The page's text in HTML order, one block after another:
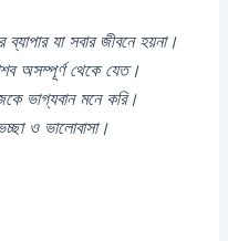
যা সবার জীবনে হয়না।
অসম্পূর্ণ থেকে যেত।
ভাগ্যবান মনে করি।
ও ভালোবাসা।